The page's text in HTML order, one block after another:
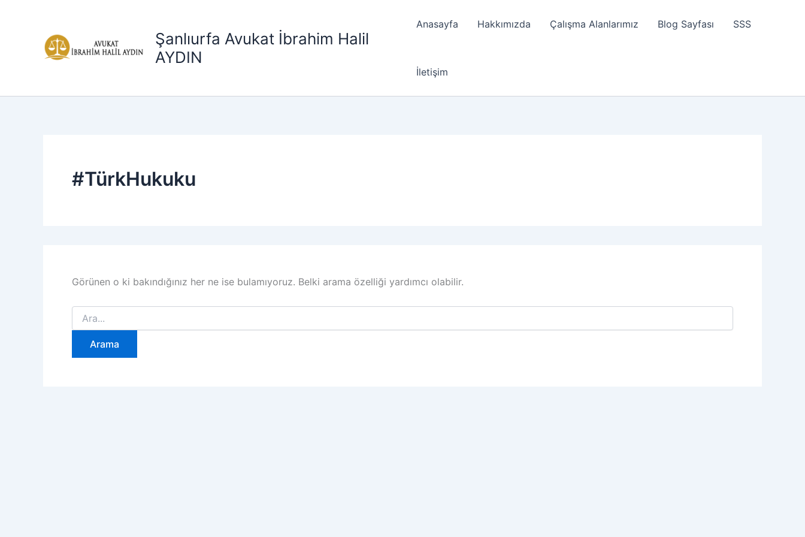
Şanlıurfa Avukat İbrahim Halil
AYDIN
Anasayfa Hakkımızda Çalışma Alanlarımız Blog Sayfası SSS
İletişim
#TürkHukuku
Görünen o ki bakındığınız her ne ise bulamıyoruz. Belki arama özelliği yardımcı olabilir.